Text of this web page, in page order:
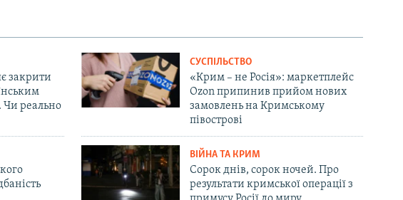
закрити
Чи реально
СУСПІЛЬСТВО
«Крим – не Росія»: маркетплейс
Ozon припинив прийом нових
замовлень на Кримському
півострові
ВІЙНА ТА КРИМ
Сорок днів, сорок ночей. Про
результати кримської операції з